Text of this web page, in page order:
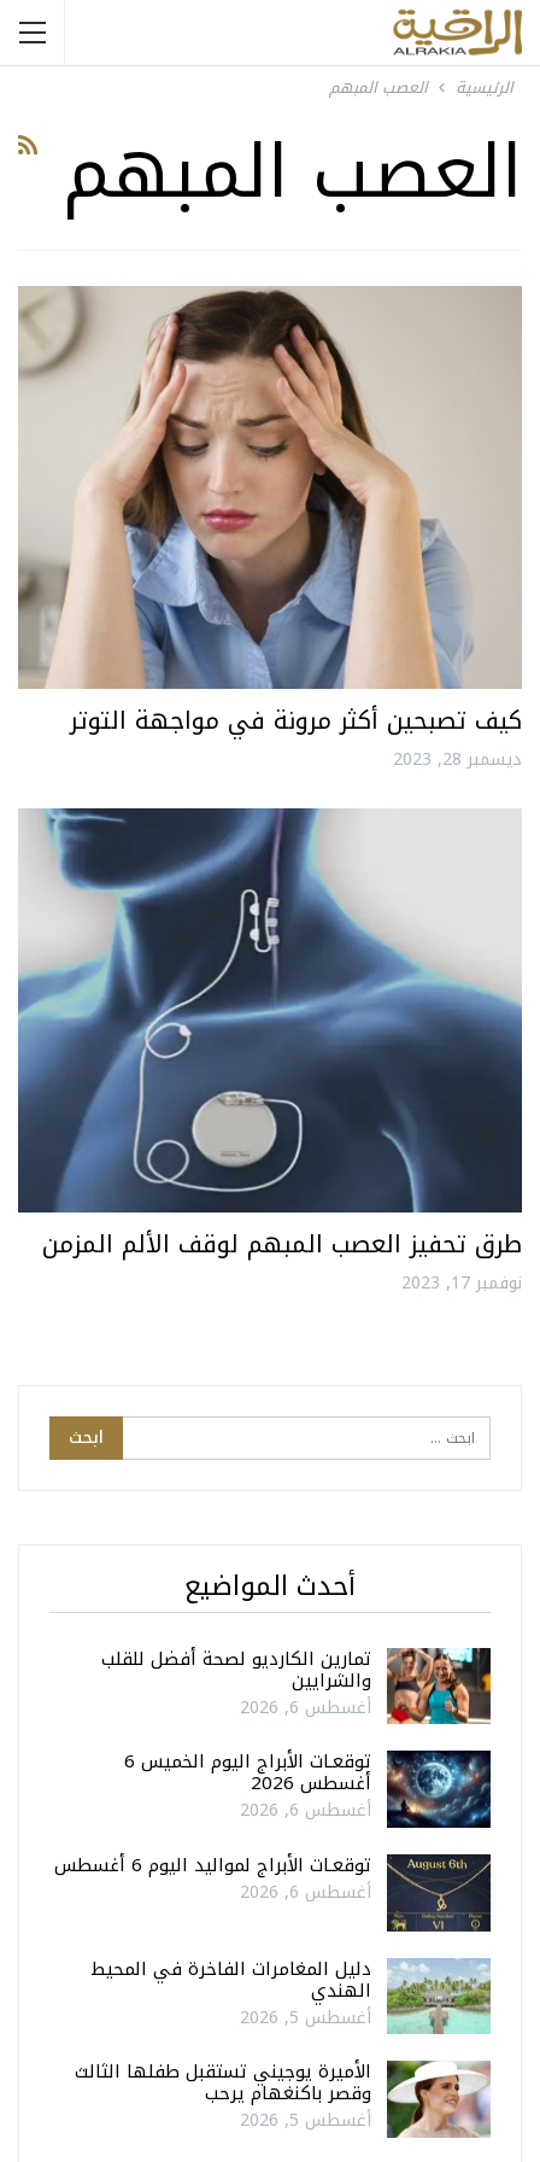
الرئيسية العصب المبهم
العصب المبهم
كيف تصبحين أكثر مرونة في مواجهة التوتر
ديسمبر 28, 2023
طرق تحفيز العصب المبهم لوقف الألم المزمن
نوفمبر 17, 2023
أحدث المواضيع
تمارين الكارديو لصحة أفضل للقلب
والشرايين
أغسطس 6, 2026
توقعـات الأبراج اليوم الخميس 6
أغسطس 2026
أغسطس 6, 2026
توقعـات الأبراج لمواليد اليوم 6 أغسطس
أغسطس 6, 2026
دليل المغامرات الفاخرة في المحيط
الهندي
أغسطس 5, 2026
الأميرة يوجيني تستقبل طفلها الثالث
وقصر باكنغهام يرحب
أغسطس 5, 2026